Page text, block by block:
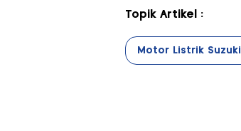
Topik Artikel :
Motor Listrik Suzuki